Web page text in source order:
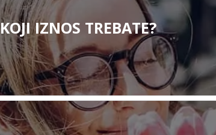
KOJI IZNOS TREBATE?